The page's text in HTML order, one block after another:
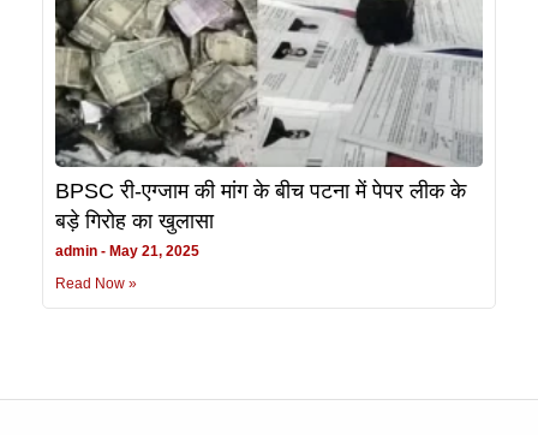
BPSC री-एग्जाम की मांग के बीच पटना में पेपर लीक के
बड़े गिरोह का खुलासा
admin
May 21, 2025
Read Now »